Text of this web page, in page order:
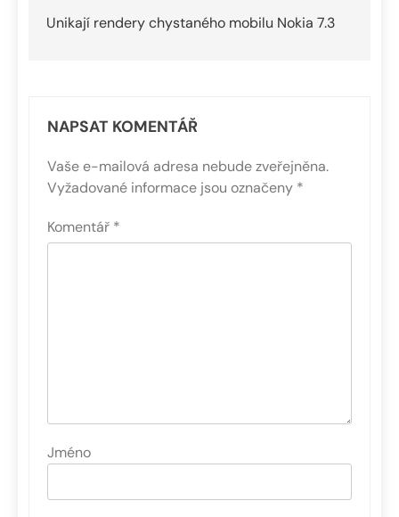
pro
Unikají rendery chystaného mobilu Nokia 7.3
NAPSAT KOMENTÁŘ
Vaše e-mailová adresa nebude zveřejněna.
Vyžadované informace jsou označeny *
Komentář *
Jméno